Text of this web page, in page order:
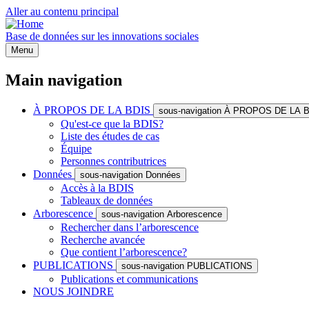
Aller au contenu principal
Base de données sur les innovations sociales
Menu
Main navigation
À PROPOS DE LA BDIS sous-navigation À PROPOS DE LA
Qu'est-ce que la BDIS?
Liste des études de cas
Équipe
Personnes contributrices
Données
sous-navigation Données
Accès à la BDIS
Tableaux de données
Arborescence
sous-navigation Arborescence
Rechercher dans l’arborescence
Recherche avancée
Que contient l’arborescence?
PUBLICATIONS
sous-navigation PUBLICATIONS
Publications et communications
NOUS JOINDRE